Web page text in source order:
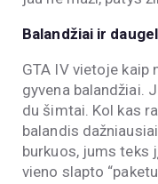
Balandžiai ir
GTA IV vietoje kaip
gyvena balandžiai.
du šimtai. Kol kas
balandis
burkuos, jums teks
vieno slapto